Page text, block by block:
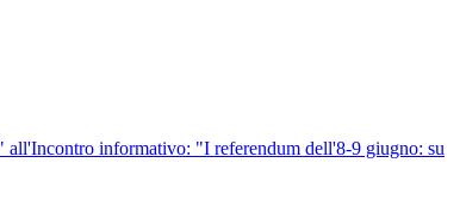
informativo: "I referendum dell'8-9 giugno: su